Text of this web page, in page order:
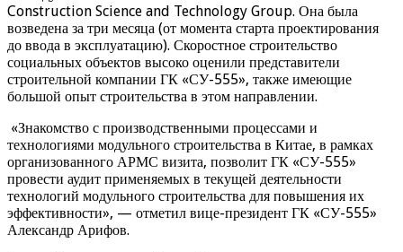
Construction Science and Technology Group. Она была
возведена за три месяца (от момента старта проектирования
до ввода в эксплуатацию). Скоростное строительство
социальных объектов высоко оценили представители
строительной компании ГК «СУ-555», также имеющие
большой опыт строительства в этом направлении.
«Знакомство с производственными процессами и
технологиями модульного строительства в Китае, в рамках
организованного АРМС визита, позволит ГК «СУ-555»
провести аудит применяемых в текущей деятельности
технологий модульного строительства для повышения их
эффективности», — отметил вице-президент ГК «СУ-555»
Александр Арифов.